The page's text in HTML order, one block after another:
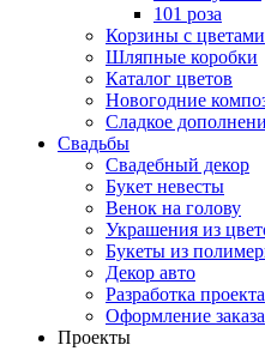
101 роза
Корзины с цветами
Шляпные коробки
Каталог цветов
Новогодние
Сладкое
Свадьбы
Свадебный декор
Букет невесты
Венок на голову
Украшения из
Букеты из
Декор авто
Разработка проекта
Оформление заказа
Проекты